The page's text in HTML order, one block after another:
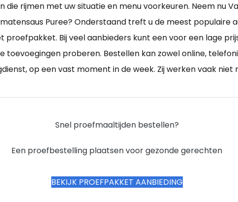
rijmen met uw situatie en menu voorkeuren. Neem nu
Puree? Onderstaand treft u de meest populaire
proefpakket. Bij veel aanbieders kunt een voor een lage
toevoegingen proberen. Bestellen kan zowel online,
op een vast moment in de week. Zij werken vaak
Snel proefmaaltijden bestellen?
Een proefbestelling plaatsen voor gezonde gerechten
BEKIJK PROEFPAKKET AANBIEDING